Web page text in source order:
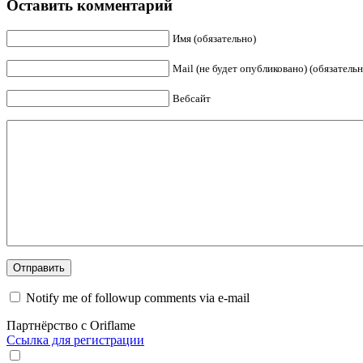
Оставить комментарий
Имя (обязательно)
Mail (не будет опубликовано)
Вебсайт
Notify me of followup comments via e-mail
Партнёрство с Oriflame
Ссылка для регистрации